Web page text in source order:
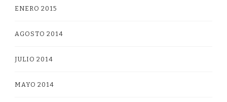
ENERO 2015
AGOSTO 2014
JULIO 2014
MAYO 2014